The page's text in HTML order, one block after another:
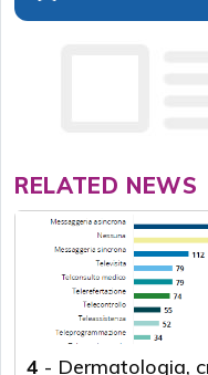
RELATED NEWS
4 - Dermatologia,